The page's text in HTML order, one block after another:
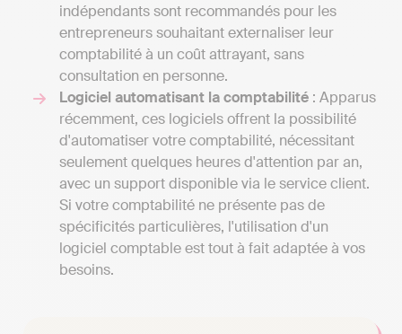
indépendants sont recommandés pour les
entrepreneurs souhaitant externaliser leur
comptabilité à un coût attrayant, sans
consultation en personne.
Logiciel automatisant la comptabilité : Apparus
récemment, ces logiciels offrent la possibilité
d'automatiser votre comptabilité, nécessitant
seulement quelques heures d'attention par an,
avec un support disponible via le service client.
Si votre comptabilité ne présente pas de
spécificités particulières, l'utilisation d'un
logiciel comptable est tout à fait adaptée à vos
besoins.